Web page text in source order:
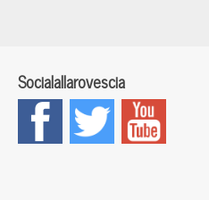
Socialallarovescia